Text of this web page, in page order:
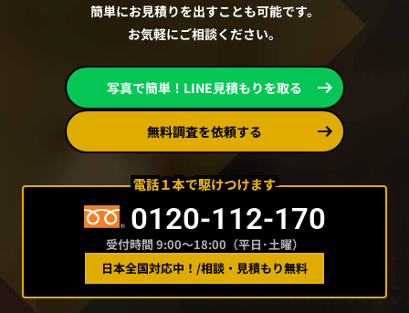
簡単にお見積りを出すことも可能です。
お気軽にご相談ください。
写真で簡単！LINE見積もりを取る
無料調査を依頼する
日本全国対応中！ /相談・見積もり無料
0120-112-170
受付時間 9:00〜18:00（平日･土曜）